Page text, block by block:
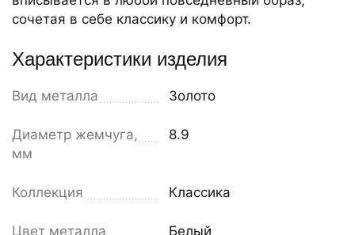
сочетая в себе классику и комфорт.
Характеристики изделия
Вид металла Золото
Диаметр жемчуга,
мм
8.9
Коллекция Классика
Цвет металла Белый